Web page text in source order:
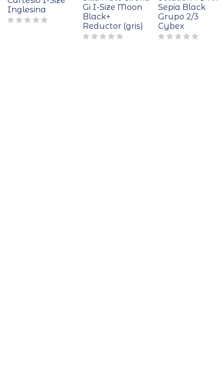
original
era:
199,00 €.
actual
es:
169,00 €.
Inglesina
original
era:
419,95 €.
actual
es:
329,95 €.
Gi I-Size Moon
Black+
Reductor (gris)
Sepia Black
Grupo 2/3
Cybex